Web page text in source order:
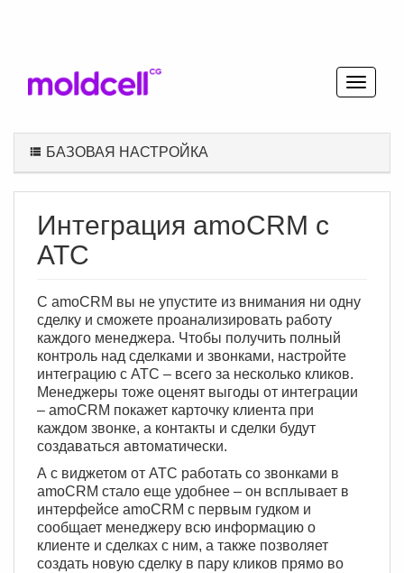
БАЗОВАЯ НАСТРОЙКА
Интеграция amoCRM c
АТС
С amoCRM вы не упустите из внимания ни одну
сделку и сможете проанализировать работу
каждого менеджера. Чтобы получить полный
контроль над сделками и звонками, настройте
интеграцию с АТС – всего за несколько кликов.
Менеджеры тоже оценят выгоды от интеграции
– amoCRM покажет карточку клиента при
каждом звонке, а контакты и сделки будут
создаваться автоматически.
А с виджетом от АТС работать со звонками в
amoCRM стало еще удобнее – он всплывает в
интерфейсе amoCRM с первым гудком и
сообщает менеджеру всю информацию о
клиенте и сделках с ним, а также позволяет
создать новую сделку в пару кликов прямо во